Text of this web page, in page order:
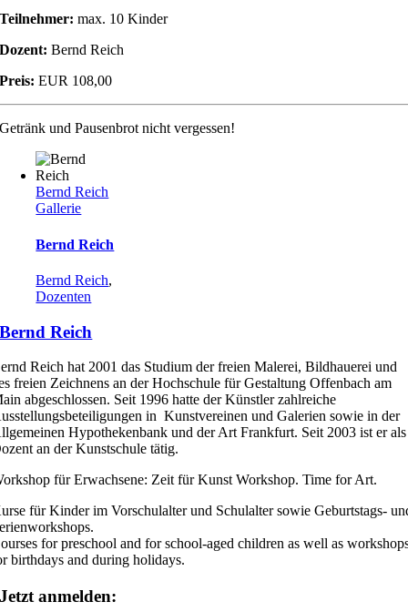
Teilnehmer: max. 10 Kinder
Dozent: Bernd Reich
Preis: EUR 108,00
Getränk und Pausenbrot nicht vergessen!
Bernd Reich
Gallerie
Bernd Reich
Bernd Reich,
Dozenten
Bernd Reich
Reich hat 2001 das Studium der freien Malerei, Bildhauerei und
freien Zeichnens an der Hochschule für Gestaltung Offenbach am
abgeschlossen. Seit 1996 hatte der Künstler zahlreiche
in Kunstvereinen und Galerien sowie in der
Hypothekenbank und der Art Frankfurt. Seit 2003 ist er als
an der Kunstschule tätig.
für Erwachsene: Zeit für Kunst Workshop. Time for Art.
für Kinder im Vorschulalter und Schulalter sowie Geburtstags-
for preschool and for school-aged children as well as
birthdays and during holidays.
Jetzt anmelden: